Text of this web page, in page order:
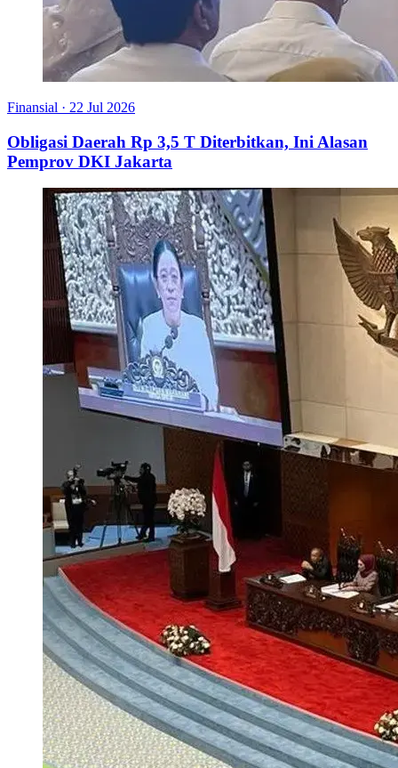
Finansial · 22 Jul 2026
Obligasi Daerah Rp 3,5 T Diterbitkan, Ini Alasan
Pemprov DKI Jakarta